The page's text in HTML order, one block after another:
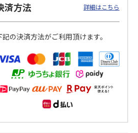
5,500円
11,000円
済方法 詳細はこちら
記の決済方法がご利用頂けます。